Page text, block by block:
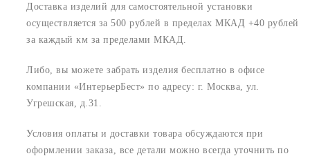
Доставка изделий для самостоятельной установки
осуществляется за 500 рублей в пределах МКАД +40 рублей
за каждый км за пределами МКАД.
Либо, вы можете забрать изделия бесплатно в офисе
компании «ИнтерьерБест» по адресу: г. Москва, ул.
Угрешская, д.31.
Условия оплаты и доставки товара обсуждаются при
оформлении заказа, все детали можно всегда уточнить по